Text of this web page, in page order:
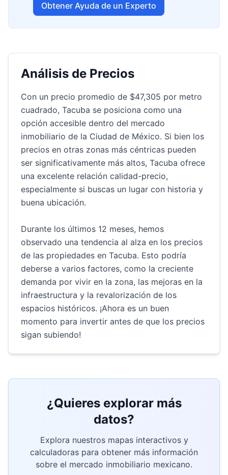
Obtener Ayuda de un Experto
Análisis de Precios
Con un precio promedio de $47,305 por metro
cuadrado, Tacuba se posiciona como una
opción accesible dentro del mercado
inmobiliario de la Ciudad de México. Si bien los
precios en otras zonas más céntricas pueden
ser significativamente más altos, Tacuba ofrece
una excelente relación calidad-precio,
especialmente si buscas un lugar con historia y
buena ubicación.
Durante los últimos 12 meses, hemos
observado una tendencia al alza en los precios
de las propiedades en Tacuba. Esto podría
deberse a varios factores, como la creciente
demanda por vivir en la zona, las mejoras en la
infraestructura y la revalorización de los
espacios históricos. ¡Ahora es un buen
momento para invertir antes de que los precios
sigan subiendo!
¿Quieres explorar más
datos?
Explora nuestros mapas interactivos y
calculadoras para obtener más información
sobre el mercado inmobiliario mexicano.